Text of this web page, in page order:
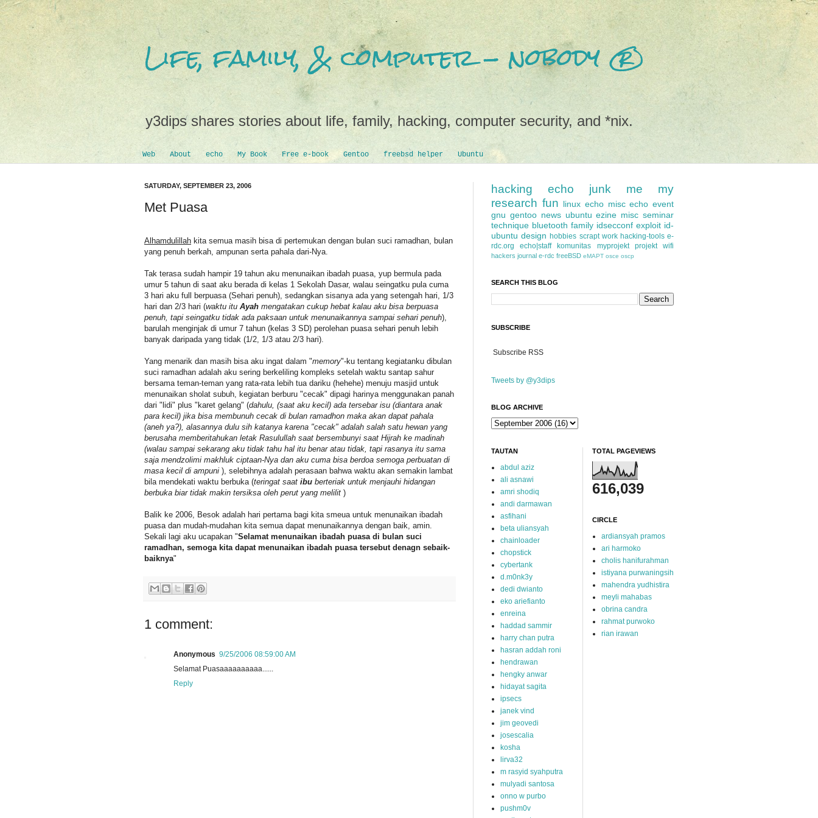
Life, family, & computer - nobody ®
y3dips shares stories about life, family, hacking, computer security, and *nix.
Web About echo My Book Free e-book Gentoo freebsd helper Ubuntu
SATURDAY, SEPTEMBER 23, 2006
Met Puasa
Alhamdulillah kita semua masih bisa di pertemukan dengan bulan suci ramadhan, bulan
yang penuh berkah, ampunan serta pahala dari-Nya.
Tak terasa sudah hampir 19 tahun aku menunaikan ibadah puasa, yup bermula pada
umur 5 tahun di saat aku berada di kelas 1 Sekolah Dasar, walau seingatku pula cuma
3 hari aku full berpuasa (Sehari penuh), sedangkan sisanya ada yang setengah hari, 1/3
hari dan 2/3 hari (waktu itu Ayah mengatakan cukup hebat kalau aku bisa berpuasa
penuh, tapi seingatku tidak ada paksaan untuk menunaikannya sampai sehari penuh),
barulah menginjak di umur 7 tahun (kelas 3 SD) perolehan puasa sehari penuh lebih
banyak daripada yang tidak (1/2, 1/3 atau 2/3 hari).
Yang menarik dan masih bisa aku ingat dalam "memory"-ku tentang kegiatanku dibulan
suci ramadhan adalah aku sering berkeliling kompleks setelah waktu santap sahur
bersama teman-teman yang rata-rata lebih tua dariku (hehehe) menuju masjid untuk
menunaikan sholat subuh, kegiatan berburu "cecak" dipagi harinya menggunakan panah
dari "lidi" plus "karet gelang" (dahulu, (saat aku kecil) ada tersebar isu (diantara anak
para kecil) jika bisa membunuh cecak di bulan ramadhon maka akan dapat pahala
(aneh ya?), alasannya dulu sih katanya karena "cecak" adalah salah satu hewan yang
berusaha memberitahukan letak Rasulullah saat bersembunyi saat Hijrah ke madinah
(walau sampai sekarang aku tidak tahu hal itu benar atau tidak, tapi rasanya itu sama
saja mendzolimi makhluk ciptaan-Nya dan aku cuma bisa berdoa semoga perbuatan di
masa kecil di ampuni ), selebihnya adalah perasaan bahwa waktu akan semakin lambat
bila mendekati waktu berbuka (teringat saat ibu berteriak untuk menjauhi hidangan
berbuka biar tidak makin tersiksa oleh perut yang melilit )
Balik ke 2006, Besok adalah hari pertama bagi kita smeua untuk menunaikan ibadah
puasa dan mudah-mudahan kita semua dapat menunaikannya dengan baik, amin.
Sekali lagi aku ucapakan "Selamat menunaikan ibadah puasa di bulan suci
ramadhan, semoga kita dapat menunaikan ibadah puasa tersebut denagn sebaik-
baiknya"
1 comment:
Anonymous 9/25/2006 08:59:00 AM
Selamat Puasaaaaaaaaaa......
Reply
hacking echo junk me
my
research fun linux echo misc echo event
gnu gentoo news ubuntu ezine misc seminar
technique bluetooth family idsecconf exploit id-
ubuntu design hobbies scrapt work hacking-tools e-
rdc.org
echo|staff komunitas myprojekt projekt wifi
hackers journal e-rdc freeBSD eMAPT osce oscp
SEARCH THIS BLOG
SUBSCRIBE
Subscribe RSS
Tweets by @y3dips
BLOG ARCHIVE
TAUTAN
abdul aziz
ali asnawi
amri shodiq
andi darmawan
asfihani
beta uliansyah
chainloader
chopstick
cybertank
d.m0nk3y
dedi dwianto
eko ariefianto
enreina
haddad sammir
harry chan putra
hasran addah roni
hendrawan
hengky anwar
hidayat sagita
ipsecs
janek vind
jim geovedi
josescalia
kosha
lirva32
m rasyid syahputra
mulyadi santosa
onno w purbo
pushm0v
TOTAL PAGEVIEWS
616,039
CIRCLE
ardiansyah pramos
ari harmoko
cholis hanifurahman
istiyana purwaningsih
mahendra yudhistira
meyli mahabas
obrina candra
rahmat purwoko
rian irawan